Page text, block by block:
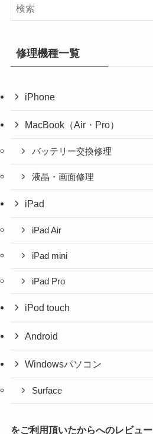
修理機種一覧
iPhone
MacBook（Air・Pro）
バッテリー交換修理
液晶・画面修理
iPad
iPad Air
iPad mini
iPad Pro
iPod touch
Android
Windowsパソコン
Surface
をご利用頂いたからへのレビュー